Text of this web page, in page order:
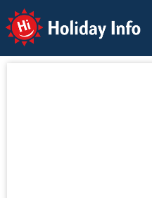
Holiday Info